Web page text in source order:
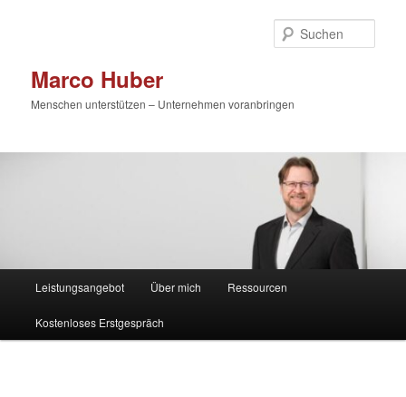
Marco Huber
Menschen unterstützen – Unternehmen voranbringen
Leistungsangebot Über mich Ressourcen
Kostenloses Erstgespräch